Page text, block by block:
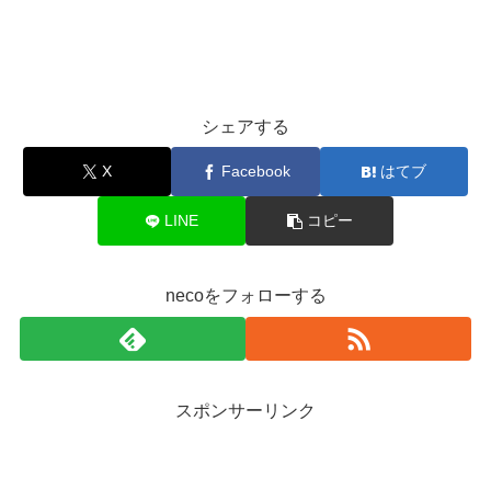
シェアする
X Facebook はてブ
LINE コピー
necoをフォローする
スポンサーリンク